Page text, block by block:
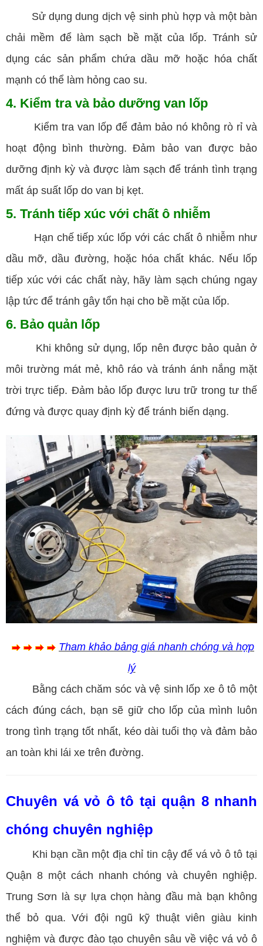
Sử dụng dung dịch vệ sinh phù hợp và một bàn
chải mềm để làm sạch bề mặt của lốp. Tránh sử
dụng các sản phẩm chứa dầu mỡ hoặc hóa chất
mạnh có thể làm hỏng cao su.
4. Kiểm tra và bảo dưỡng van lốp
Kiểm tra van lốp để đảm bảo nó không rò rỉ và
hoạt động bình thường. Đảm bảo van được bảo
dưỡng định kỳ và được làm sạch để tránh tình trạng
mất áp suất lốp do van bị kẹt.
5. Tránh tiếp xúc với chất ô nhiễm
Hạn chế tiếp xúc lốp với các chất ô nhiễm như
dầu mỡ, dầu đường, hoặc hóa chất khác. Nếu lốp
tiếp xúc với các chất này, hãy làm sạch chúng ngay
lập tức để tránh gây tổn hại cho bề mặt của lốp.
6. Bảo quản lốp
Khi không sử dụng, lốp nên được bảo quản ở
môi trường mát mẻ, khô ráo và tránh ánh nắng mặt
trời trực tiếp. Đảm bảo lốp được lưu trữ trong tư thế
đứng và được quay định kỳ để tránh biến dạng.
Tham khảo bảng giá nhanh chóng và hợp
lý
Bằng cách chăm sóc và vệ sinh lốp xe ô tô một
cách đúng cách, bạn sẽ giữ cho lốp của mình luôn
trong tình trạng tốt nhất, kéo dài tuổi thọ và đảm bảo
an toàn khi lái xe trên đường.
Chuyên vá vỏ ô tô tại quận 8 nhanh
chóng chuyên nghiệp
Khi bạn cần một địa chỉ tin cậy để vá vỏ ô tô tại
Quận 8 một cách nhanh chóng và chuyên nghiệp.
Trung Sơn là sự lựa chọn hàng đầu mà bạn không
thể bỏ qua. Với đội ngũ kỹ thuật viên giàu kinh
nghiệm và được đào tạo chuyên sâu về việc vá vỏ ô